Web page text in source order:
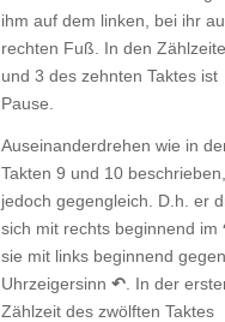
ihm auf dem linken, bei ihr
rechten Fuß. In den
und 3 des zehnten Taktes ist
Pause.
Auseinanderdrehen wie in
Takten 9 und 10 beschrieben,
jedoch gegengleich. D.h. er
sich mit rechts beginnend im
sie mit links beginnend
Uhrzeigersinn ↶. In der
Zählzeit des zwölften Taktes